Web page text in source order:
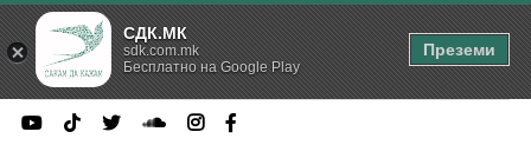
СДК.МК
sdk.com.mk
Бесплатно на Google Play
Преземи